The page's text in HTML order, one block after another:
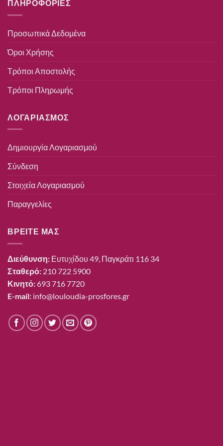
ΠΛΗΡΟΦΟΡΙΕΣ
Προσωπικά Δεδομένα
Όροι Χρήσης
Τρόποι Αποστολής
Τρόποι Πληρωμής
ΛΟΓΑΡΙΑΣΜΟΣ
Δημιουργία Λογαριασμού
Σύνδεση
Στοιχεία Λογαριασμού
Παραγγελίες
ΒΡΕΙΤΕ ΜΑΣ
Διεύθυνση: Ευτυχίδου 49, Παγκράτι 116 34
Σταθερό: 210 722 5900
Κινητό:693 716 7720
E-mail: info@louloudia-prosfores.gr